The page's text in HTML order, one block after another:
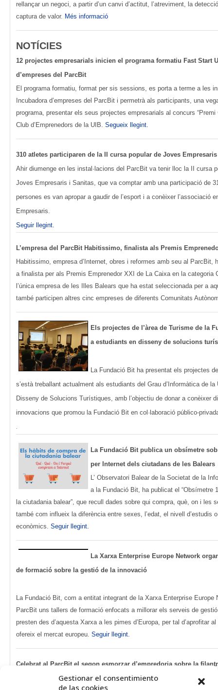
Gestionar el consentimiento
de las cookies
rellançar un negoci, a partir d’un canvi d’actitut, l’atreviment, la
captura de valor. Més informació
NOTÍCIES
12 projectes empresarials inicien el programa formatiu Fast Start
d’empreses del ParcBit
El programa formatiu, format per sis sessions, es porta a terme a les
Incubadora d’empreses del ParcBit i permetrà als participants, una
programa, presentar els seus projectes empresarials al concurs “Premi
Club d’Emprenedors de la UIB. Segueix llegint.
310 atletes participaren de la II cursa popular de Joves Empresaris
Ahir diumenge en les instal·lacions del ParcBit va tenir lloc la II cursa
Joves Empresaris i Sanitas, que va comptar amb una participació de
persones es van apropar a gaudir de l’esport i a conèixer l’associació
Empresaris.
Seguir llegint.
L’empresa del ParcBit Habitissimo, finalista als Premis
Habitissimo, empresa d’Internet, obres i reformes amb seu al ParcBit,
a finalista per als Premis Emprenedor XXI de La Caixa en la categoria
l’única empresa de les Illes Balears que ha estat seleccionada per a
també participen altres cinc empreses de diferents Comunitats
Els projectes de l’àrea de Turisme de la
a estudiants en disseny de solucions
La Fundació Bit ha presentat els projectes
s’està treballant actualment als estudiants del Grau d’Informàtica de la
Disseny de Solucions Turístiques, amb l’objectiu de donar a conèixer
innovacions que promou la Fundació Bit en col·laboració público-
.
La Fundació Bit publica un obsímetre
per Internet dels ciutadans de les Balears
L’ Observatori Balear de la Societat de la
a la Fundació Bit, ha publicat el “Obsímetre
la ciutadania balear”, que recull dades sobre qui compra, què, on i les
també com influeix la diferència entre sexes, l’edat, el nivell d’estudis
econòmics. Seguir llegint.
La Xarxa Enterprise Europe Network
de formació sobre la gestió de la innovació
La Fundació Bit, com a entitat integrant de la Xarxa Enterprise Europe
ParcBit uns tallers de formació enfocats a millorar els serveis de
presten des d’aquesta Xarxa a les pimes d’Europa, per tal d’aprofitar
ofereix el mercat europeu. Seguir llegint.
Celebrat al ParcBit el segon esmorzar d’empredoria sobre la
iniciatives emprenedores